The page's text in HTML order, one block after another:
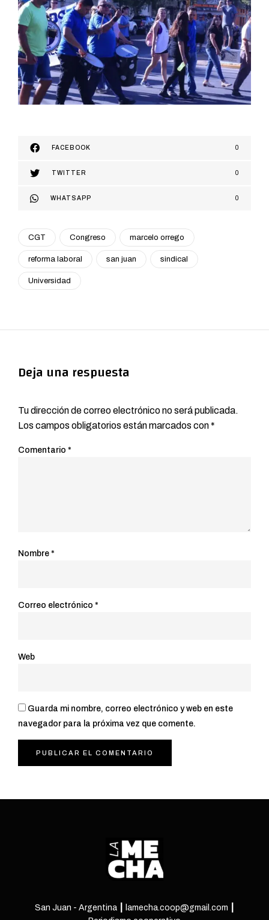
FACEBOOK 0
TWITTER 0
WHATSAPP 0
CGT Congreso marcelo orrego
reforma laboral san juan sindical
Universidad
Deja una respuesta
Tu dirección de correo electrónico no será publicada.
Los campos obligatorios están marcados con*
Comentario *
Nombre *
Correo electrónico *
Web
Guarda mi nombre, correo electrónico y web en este
navegador para la próxima vez que comente.
San Juan - Argentina ┃ lamecha.coop@gmail.com ┃